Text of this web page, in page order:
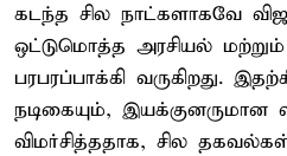
கடந்த சில நாட்களாகவே
ஒட்டுமொத்த அரசியல்
பரபரப்பாக்கி வருகிறது.
நடிகையும், இயக்குனருமான
விமர்சித்ததாக, சில